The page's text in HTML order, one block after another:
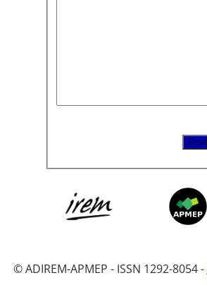
© ADIREM-APMEP - ISSN 1292-8054 -